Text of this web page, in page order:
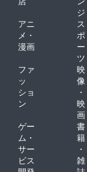
ジ
アニ
メ・
漫画
ス
ポ
ー
ツ
ファ
ッ
ショ
ン
映
像
・
映
画
ゲー
ム・
サー
ビス
書
籍
・
雑